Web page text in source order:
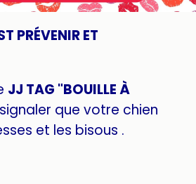
PRÉVENIR ET
JJ TAG "BOUILLE À
que votre chien
et les bisous .